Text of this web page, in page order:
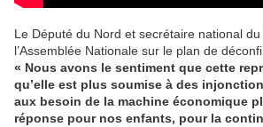
Le Député du Nord et secrétaire national
l’Assemblée Nationale sur le plan de
« Nous avons le sentiment que cette
qu’elle est plus soumise à des
aux besoin de la machine économique
réponse pour nos enfants, pour la